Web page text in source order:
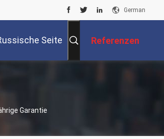
German
Seite Referenzen
Garantie